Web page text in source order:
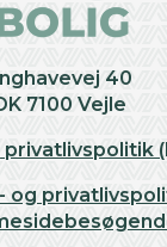
40
7100 Vejle
privatlivspolitik
og